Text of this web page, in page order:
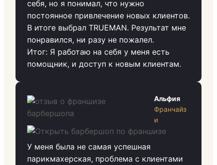
себя, но я понимал, что нужно
постоянное привлечение новых клиентов.
В итоге выбрал TRUEMAN. Результат мне
понравился, ни разу не пожалел.
Итог: Я работаю на себя у меня есть
помощник, и доступ к новым клиентам.
Альфия
Франчайз
и
У меня была не самая успешная
парикмахерская, проблема с клиентами